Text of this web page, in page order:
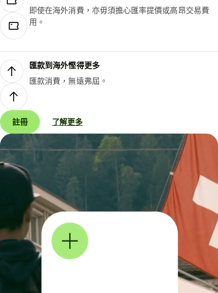
即使在海外消費，亦毋須擔心匯率提價或高昂交易費
用。
匯款到海外慳得更多
匯款消費，無遠弗屆。
註冊 了解更多